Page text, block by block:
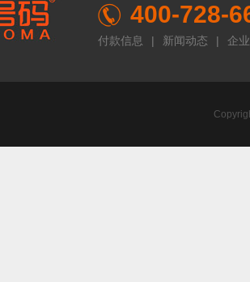
400-728-
付款信息 | 新闻动态 | 企